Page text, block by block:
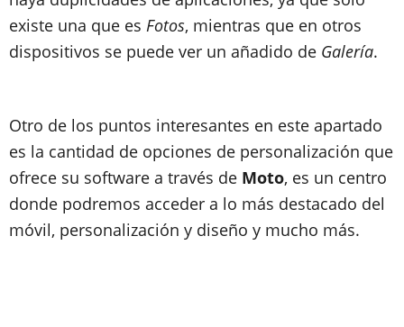
existe una que es Fotos, mientras que en otros
dispositivos se puede ver un añadido de Galería.
Otro de los puntos interesantes en este apartado
es la cantidad de opciones de personalización que
ofrece su software a través de Moto, es un centro
donde podremos acceder a lo más destacado del
móvil, personalización y diseño y mucho más.